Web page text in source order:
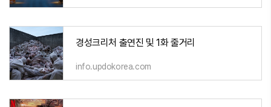
경성크리처 출연진 및 1화 줄거리
info.updokorea.com